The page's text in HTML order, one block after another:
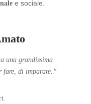
e sociale.
una grandissima
fare, di imparare.”